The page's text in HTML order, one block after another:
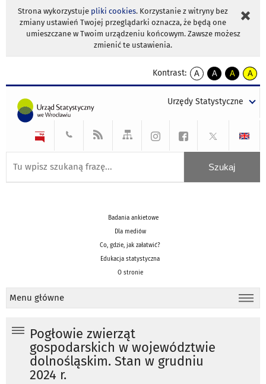
Strona wykorzystuje pliki cookies. Korzystanie z witryny bez
zmiany ustawień Twojej przeglądarki oznacza, że będą one
umieszczane w Twoim urządzeniu końcowym. Zawsze możesz
zmienić te ustawienia.
Kontrast:
A
kontrast
A
kontrast
tekst
czarnym
A
kontrast
tekst
czarnym
A
tekst
żółtym
Urzędy Statystyczne
Badania ankietowe
Dla mediów
Co, gdzie, jak załatwić?
Edukacja statystyczna
O stronie
Menu główne
Pogłowie zwierząt
gospodarskich w województwie
dolnośląskim. Stan w grudniu
2024 r.